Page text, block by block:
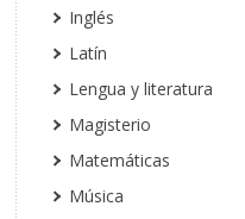
Inglés
Latín
Lengua y literatura
Magisterio
Matemáticas
Música